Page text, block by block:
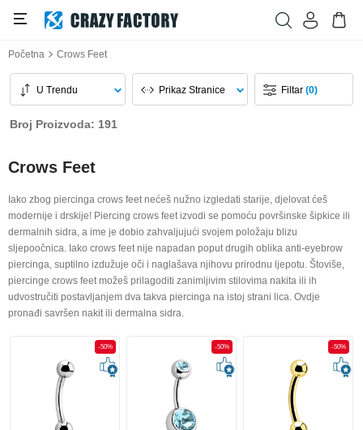
Početna Crows Feet
U Trendu Prikaz Stranice Filtar(0)
Broj Proizvoda: 191
Crows Feet
Iako zbog piercinga crows feet nećeš nužno izgledati starije, djelovat ćeš
modernije i drskije! Piercing crows feet izvodi se pomoću površinske šipkice ili
dermalnih sidra, a ime je dobio zahvaljujući svojem položaju blizu
sljepoočnica. Iako crows feet nije napadan poput drugih oblika anti-eyebrow
piercinga, suptilno izdužuje oči i naglašava njihovu prirodnu ljepotu. Štoviše,
piercinge crows feet možeš prilagoditi zanimljivim stilovima nakita ili ih
udvostručiti postavljanjem dva takva piercinga na istoj strani lica. Ovdje
pronađi savršen nakit ili dermalna sidra.
-50% -50% -50%